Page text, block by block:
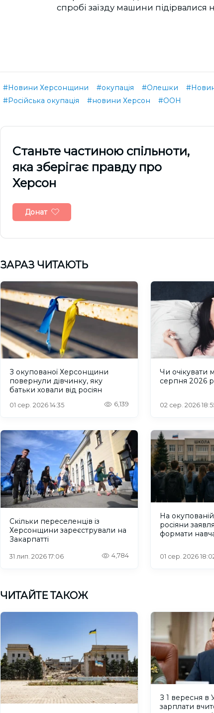
спробі заїзду машини підірвалися
#Новини Херсонщини #окупація #Олешки
#Російська окупація
#новини Херсон #ООН
Cтаньте частиною спільноти,
яка зберігає правду про
Херсон
Донат
ЗАРАЗ ЧИТАЮТЬ
З окупованої Херсонщини
повернули дівчинку, яку
батьки ховали від росіян
01 сер. 2026 14:35 6,139
Чи очікувати
серпня 2026
02 сер. 2026
Скільки переселенців із
Херсонщини зареєстрували на
Закарпатті
31 лип. 2026 17:06 4,784
На
росіяни
формати
01 сер. 2026
ЧИТАЙТЕ ТАКОЖ
З 1 вересня в
зарплати